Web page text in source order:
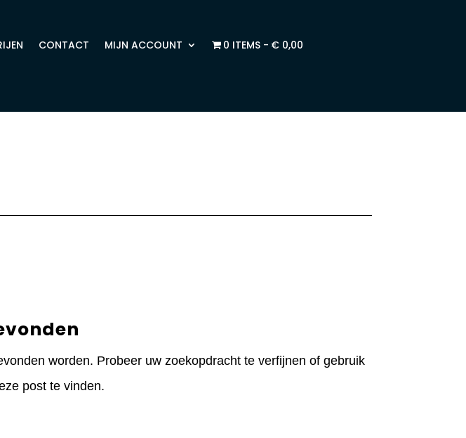
CONTACT MIJN ACCOUNT 0 ITEMS € 0,00
worden. Probeer uw zoekopdracht te verfijnen of gebruik
post te vinden.